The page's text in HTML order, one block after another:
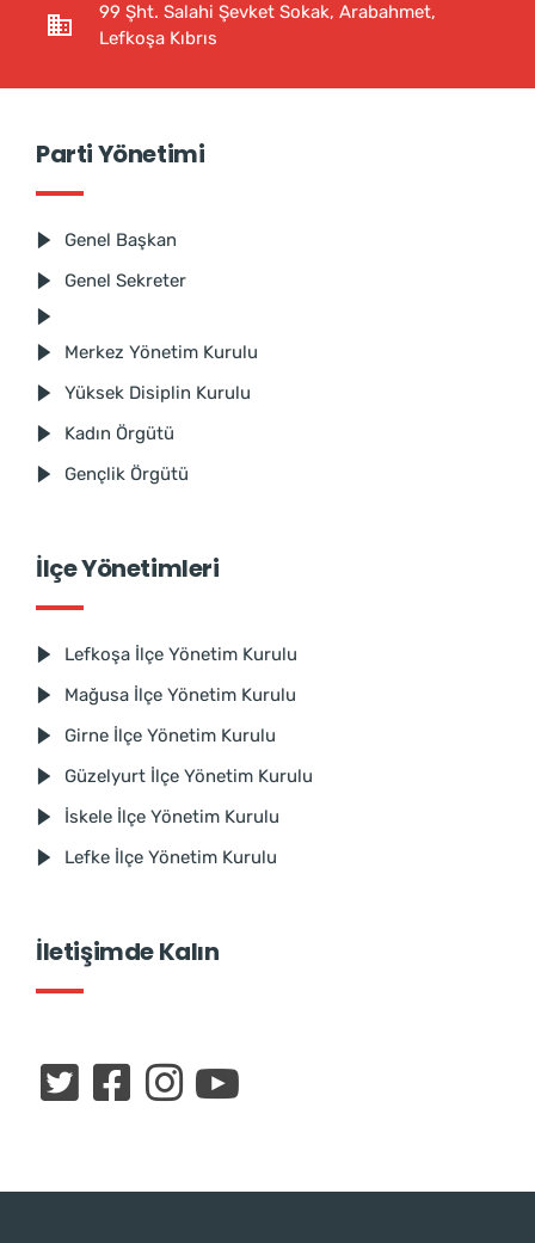
99 Şht. Salahi Şevket Sokak, Arabahmet,
Lefkoşa Kıbrıs
Parti Yönetimi
Genel Başkan
Genel Sekreter
Merkez Yönetim Kurulu
Yüksek Disiplin Kurulu
Kadın Örgütü
Gençlik Örgütü
İlçe Yönetimleri
Lefkoşa İlçe Yönetim Kurulu
Mağusa İlçe Yönetim Kurulu
Girne İlçe Yönetim Kurulu
Güzelyurt İlçe Yönetim Kurulu
İskele İlçe Yönetim Kurulu
Lefke İlçe Yönetim Kurulu
İletişimde Kalın